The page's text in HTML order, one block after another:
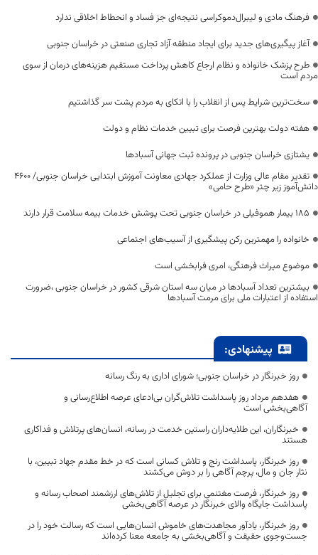
فرهنگ مادی و لیبرال‌دموکراسی نتیجه‌ای جز فساد و انحطاط اخلاقی ندارد
آغاز پیگیری‌های جدید برای ایجاد منطقه آزاد تجاری صنعتی در خراسان جنوبی
طرح پزشک خانواده و نظام ارجاع کاهش پرداخت مستقیم هزینه‌های درمان از سوی
مردم است
سخت‌ترین شرایط پس از انقلاب را با اتکای به مردم پشت سر گذاشتیم
هفته دولت بهترین فرصت برای تبیین خدمات نظام و دولت
یشتازی خراسان جنوبی در پرونده ثبت جهانی آسبادها
تقدیر مقام عالی وزارت از عملکرد جهادی معاونت آموزش ابتدایی خراسان جنوبی/ ۴۶۰۰
دانش‌آموز زیر چتر «طرح حامی»
۱۸۵ بیمار هموفیلی در خراسان جنوبی تحت پوشش خدمات بیمه سلامت قرار دارند
خانواده را مهمترین رکن پیشگیری از آسیب‌های اجتماعی
موضوع میراث فرهنگی، امری فرابخشی است
بیشترین تعداد آسبادها در میان سه استان شرقی کشور در خراسان جنوبی ،ضرورت
استفاده از اعتبارات ملی برای مرمت آسبادها
پیشنهادی:
روز خبرنگار در خراسان جنوبی؛ شورای اداری به رنگ رسانه
هفدهم مرداد روز پاسداشت تلاش‌گران بی‌ادعای عرصه اطلاع‌رسانی و
آگاهی‌بخشی است
خبرنگاران، این طلایه‌داران راستین خدمت در رسانه، انسان‌های پرتلاش و فداکاری
هستند
روز خبرنگار، پاسداشت رنج و تلاش کسانی است که در خط مقدم جهاد تبیین، با
نثار جان و مال، پرچم آگاهی را بر دوش می‌کشند
روز خبرنگار، فرصت مغتنمی برای تجلیل از تلاش‌های ارزشمند اصحاب رسانه و
پاسداشت جایگاه والای خبرنگار در عرصه آگاهی‌بخشی
روز خبرنگار، یادآور مجاهدت‌های خاموش انسان‌هایی است که رسالت خود را در
جست‌وجوی حقیقت و آگاهی‌بخشی به جامعه معنا کرده‌اند